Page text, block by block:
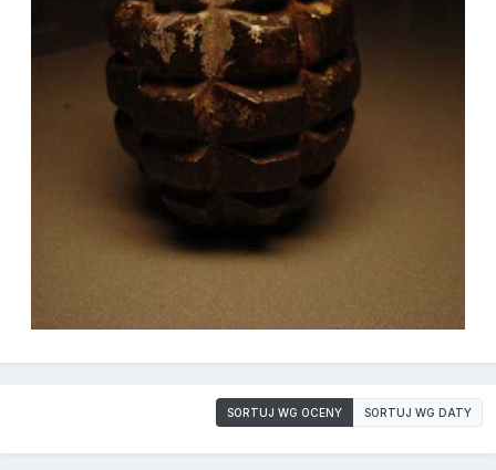
SORTUJ WG OCENY SORTUJ WG DATY